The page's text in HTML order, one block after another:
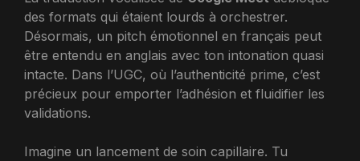
des formats qui étaient lourds à orchestrer.
Désormais, un pitch émotionnel en français peut
être entendu en anglais avec ton intonation quasi
intacte. Dans l’UGC, où l’authenticité prime, c’est
précieux pour emporter l’adhésion et fluidifier les
validations.
Imagine un lancement de soin capillaire. Tu